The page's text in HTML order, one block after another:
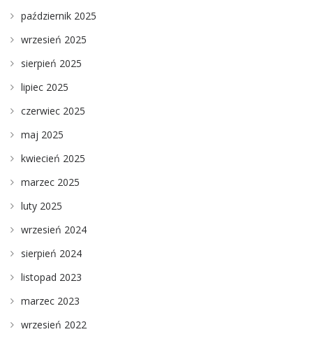
październik 2025
wrzesień 2025
sierpień 2025
lipiec 2025
czerwiec 2025
maj 2025
kwiecień 2025
marzec 2025
luty 2025
wrzesień 2024
sierpień 2024
listopad 2023
marzec 2023
wrzesień 2022